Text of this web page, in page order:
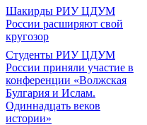
Шакирды РИУ ЦДУМ
России расширяют свой
кругозор
Студенты РИУ ЦДУМ
России приняли участие в
конференции «Волжская
Булгария и Ислам.
Одиннадцать веков
истории»